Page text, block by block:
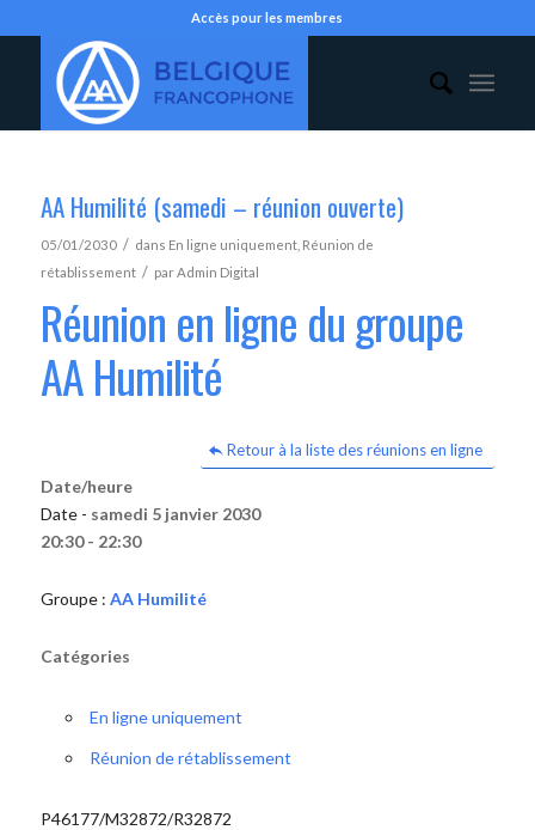
Accès pour les membres
AA Humilité (samedi – réunion ouverte)
05/01/2030 / dans En ligne uniquement, Réunion de
rétablissement / parAdmin Digital
Réunion en ligne du groupe
AA Humilité
Retour à la liste des réunions en ligne
Date/heure
Date - samedi 5 janvier 2030
20:30 - 22:30
Groupe : AA Humilité
Catégories
En ligne uniquement
Réunion de rétablissement
P46177/M32872/R32872